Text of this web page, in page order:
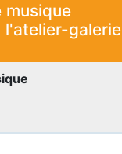
musique
l'atelier-galerie